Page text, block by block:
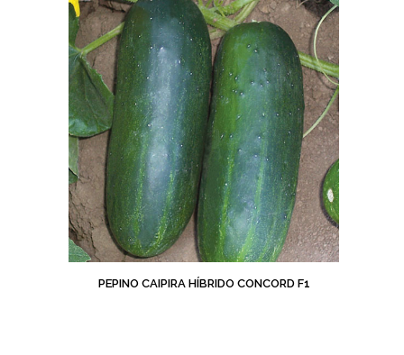
PEPINO CAIPIRA HÍBRIDO CONCORD F1